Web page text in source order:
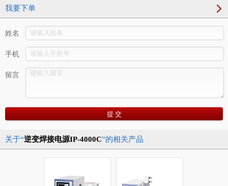
我要下单
姓名
手机
留言
关于“逆变焊接电源IP-4000C”的相关产品